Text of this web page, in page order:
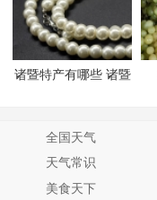
诸暨特产有哪些 诸暨
全国天气
天气常识
美食天下